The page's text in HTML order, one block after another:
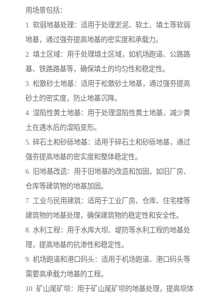
用场景包括：
1. 软弱地基处理：适用于处理淤泥、软土、填土等软弱
地基，通过强夯提高地基的密实度和承载力。
2. 填土区域：用于处理填土区域，如机场跑道、公路路
基、铁路路基等，确保填土的均匀性和稳定性。
3. 松散砂土地基：适用于松散砂土地基，通过强夯提高
砂土的密实度，防止地基沉降。
4. 湿陷性黄土地基：用于处理湿陷性黄土地基，减少黄
土在遇水后的湿陷变形。
5. 碎石土和砂砾地基：适用于碎石土和砂砾地基，通过
强夯提高地基的密实度和整体稳定性。
6. 旧地基改造：用于旧地基的改造和加固，如旧厂房、
仓库等建筑物的地基加固。
7. 工业与民用建筑：适用于工业厂房、仓库、住宅楼等
建筑物的地基处理，确保建筑物的稳定性和安全性。
8. 水利工程：用于水库大坝、堤防等水利工程的地基处
理，提高地基的抗渗性和稳定性。
9. 机场跑道和港口码头：适用于机场跑道、港口码头等
需要高承载力地基的工程。
10. 矿山尾矿坝：用于矿山尾矿坝的地基处理，提高坝体